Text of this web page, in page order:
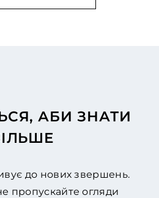
АБИ ЗНАТИ
до нових звершень.
пропускайте огляди